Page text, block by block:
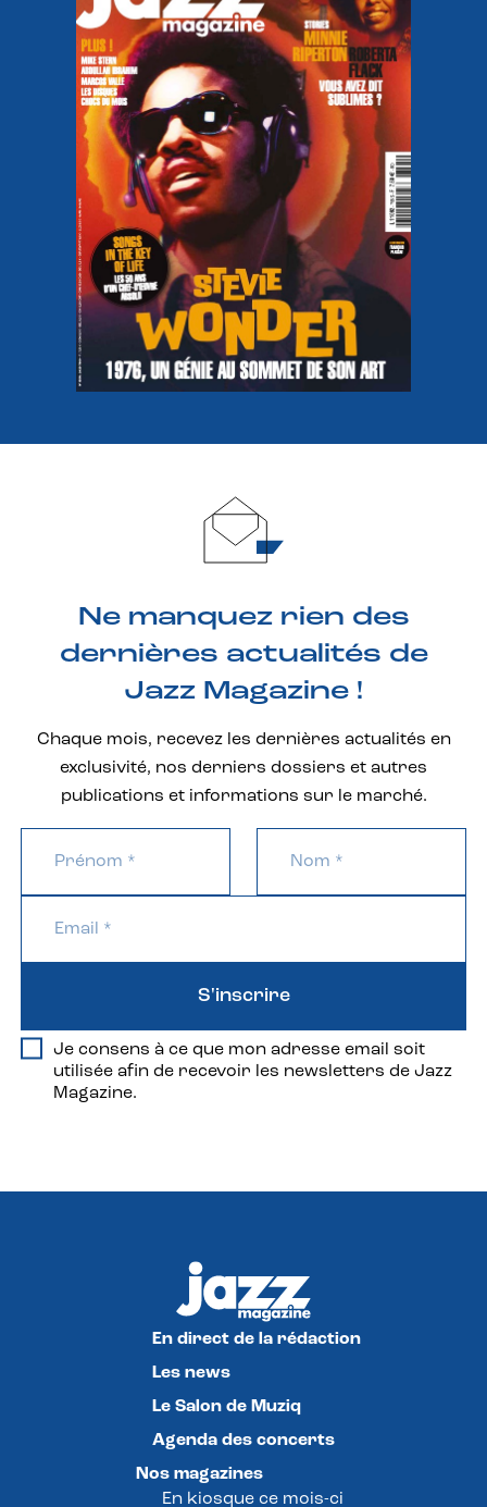
Ne manquez rien des
dernières actualités de
Jazz Magazine !
Chaque mois, recevez les dernières actualités en
exclusivité, nos derniers dossiers et autres
publications et informations sur le marché.
Je consens à ce que mon adresse email soit
utilisée afin de recevoir les newsletters de Jazz
Magazine.
S'inscrire
En direct de la rédaction
Les news
Le Salon de Muziq
Agenda des concerts
Nos magazines
En kiosque ce mois-ci